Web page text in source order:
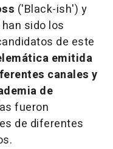
('Black-ish') y
sido los
de este
emitida
canales y
de
fueron
de diferentes